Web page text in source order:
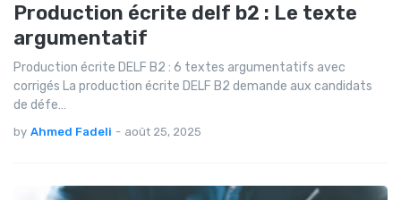
Production écrite delf b2 : Le texte
argumentatif
Production écrite DELF B2 : 6 textes argumentatifs avec
corrigés La production écrite DELF B2 demande aux candidats
de défe…
by Ahmed Fadeli - août 25, 2025